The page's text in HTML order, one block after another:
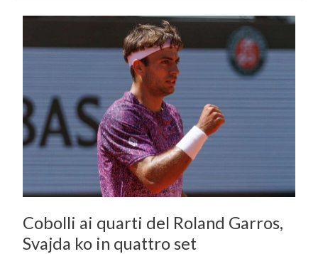
Cobolli ai quarti del Roland Garros,
Svajda ko in quattro set
Garros,
Svajda
ko
set